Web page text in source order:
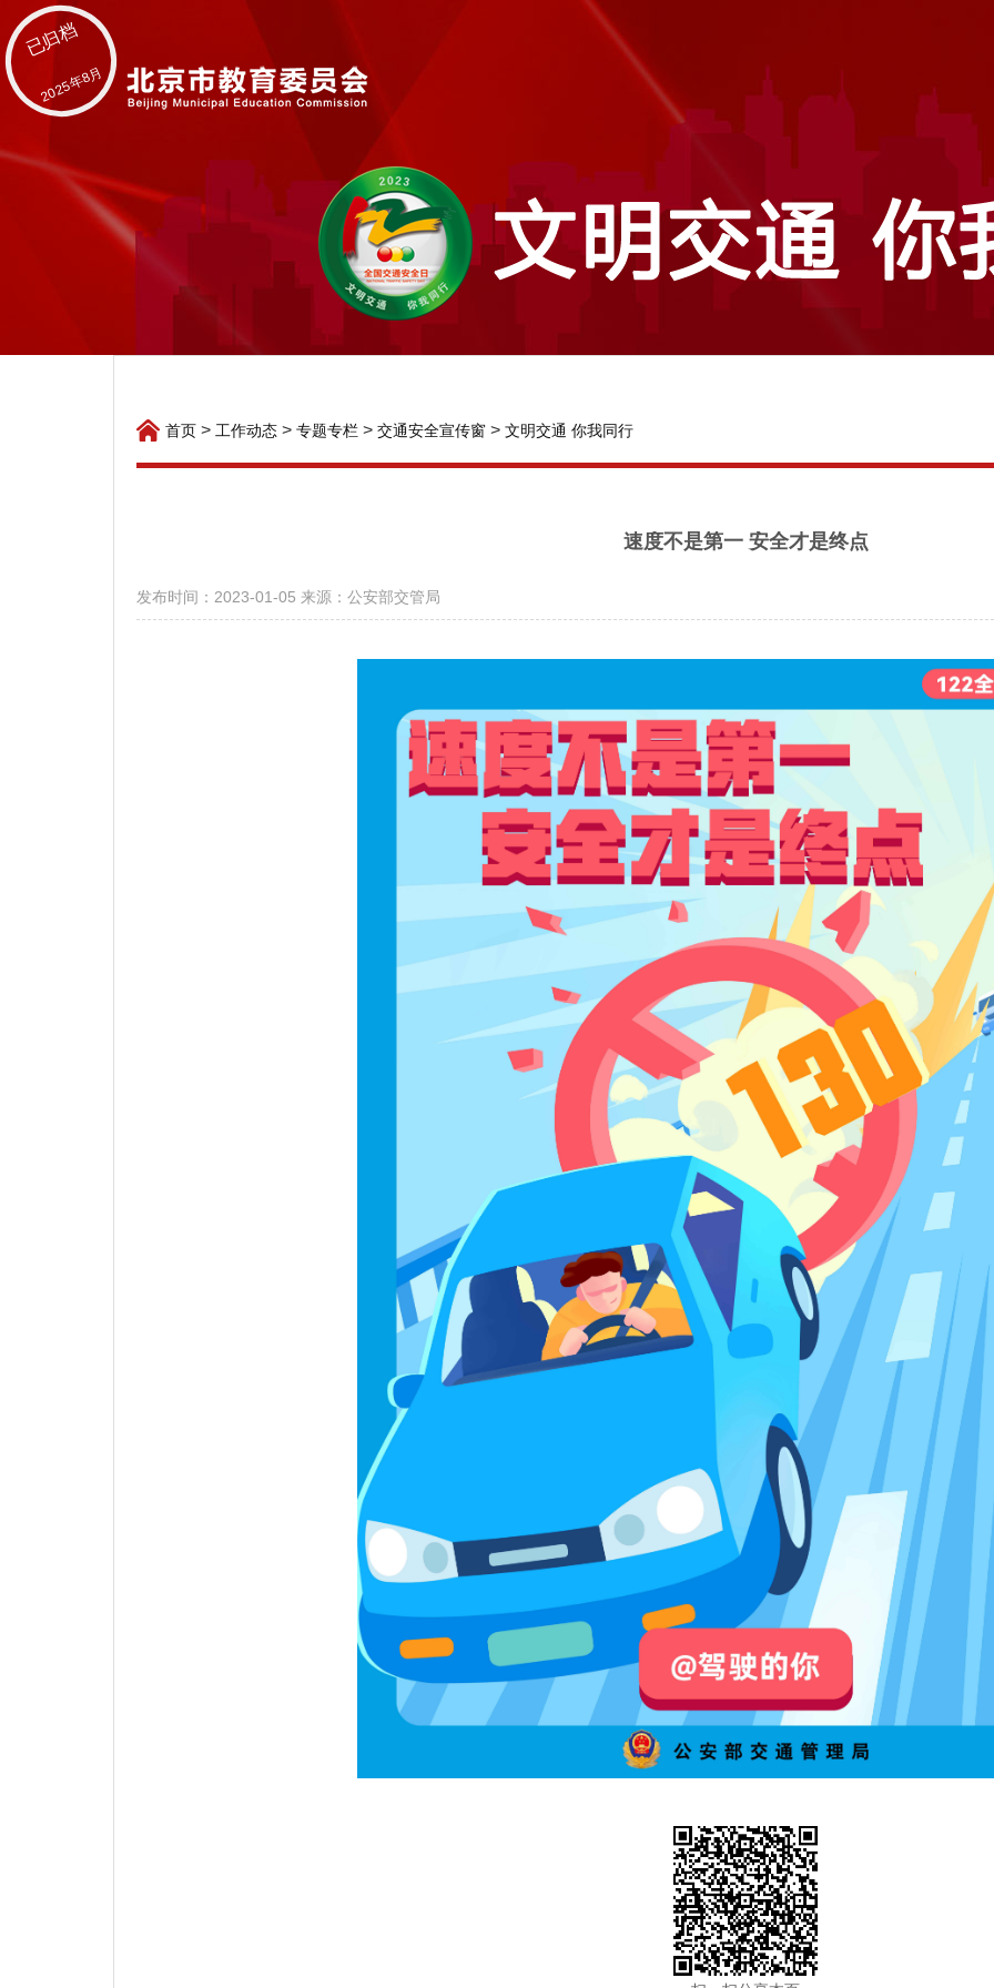
已归档
2025年8月
首页 > 工作动态 > 专题专栏 > 交通安全宣传窗 > 文明交通 你我同行
速度不是第一 安全才是终点
发布时间：2023-01-05 来源：公安部交管局